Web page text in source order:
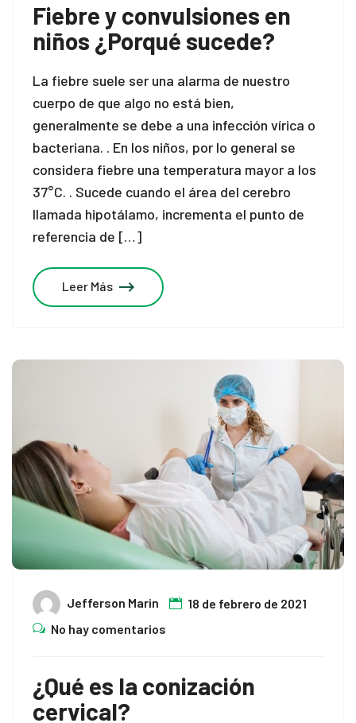
Fiebre y convulsiones en
niños ¿Porqué sucede?
La fiebre suele ser una alarma de nuestro
cuerpo de que algo no está bien,
generalmente se debe a una infección vírica o
bacteriana. . En los niños, por lo general se
considera fiebre una temperatura mayor a los
37°C. . Sucede cuando el área del cerebro
llamada hipotálamo, incrementa el punto de
referencia de […]
Leer Más
Jefferson Marin
18 de febrero de 2021
No hay comentarios
¿Qué es la conización
cervical?